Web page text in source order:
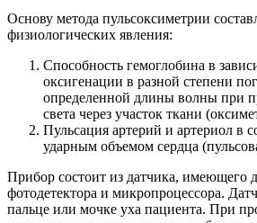
Основу метода пульсоксиметрии
физиологических явления:
Способность гемоглобина в
оксигенации в разной степени
определенной длины волны при
света через участок ткани
Пульсация артерий и артериол в
ударным объемом сердца
Прибор состоит из датчика, имеющего
фотодетектора и микропроцессора.
пальце или мочке уха пациента. При